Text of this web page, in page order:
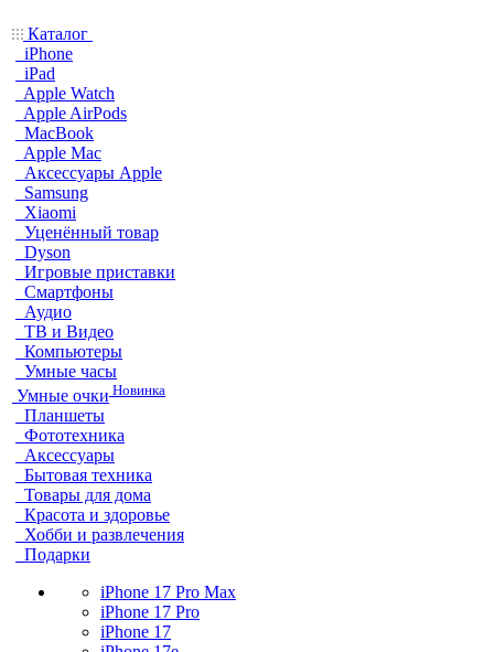
Каталог
iPhone
iPad
Apple Watch
Apple AirPods
MacBook
Apple Mac
Аксессуары Apple
Samsung
Xiaomi
Уценённый товар
Dyson
Игровые приставки
Смартфоны
Аудио
ТВ и Видео
Компьютеры
Умные часы
Умные очки Новинка
Планшеты
Фототехника
Аксессуары
Бытовая техника
Товары для дома
Красота и здоровье
Хобби и развлечения
Подарки
iPhone 17 Pro Max
iPhone 17 Pro
iPhone 17